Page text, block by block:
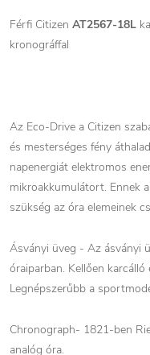
Férfi Citizen AT2567-18L
kronográffal
Az Eco-Drive a Citizen
és mesterséges fény
napenergiát elektromos
mikroakkumulátort. Ennek
szükség az óra elemeinek
Ásványi üveg - Az ásványi
óraiparban. Kellően
Legnépszerűbb a
Chronograph- 1821-ben
analóg óra.